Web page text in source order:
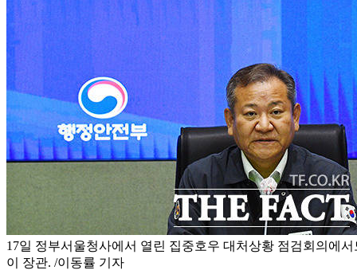
17일 정부서울청사에서 열린 집중호우 대처상황 점검회의에
이 장관. /이동률 기자